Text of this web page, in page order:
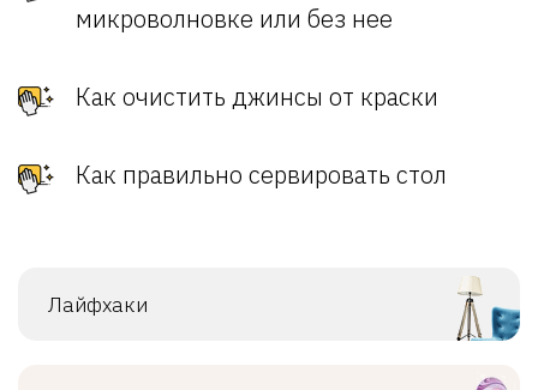
микроволновке или без нее
Как очистить джинсы от краски
Как правильно сервировать стол
Лайфхаки